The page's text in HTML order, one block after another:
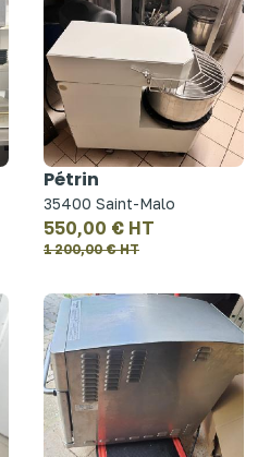
Pétrin
35400 Saint-Malo
550,00 € HT
1 200,00 € HT